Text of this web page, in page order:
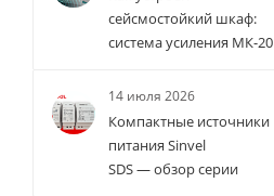
сейсмостойкий шкаф:
система усиления МК-20
14 июля 2026
Компактные источники
питания Sinvel
SDS — обзор серии